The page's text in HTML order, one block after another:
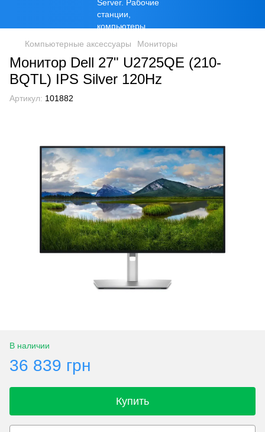
Компьютерные аксессуары Мониторы
Монитор Dell 27" U2725QE (210-
BQTL) IPS Silver 120Hz
Артикул: 101882
В наличии
36 839 грн
Купить